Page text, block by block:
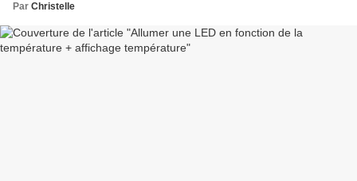
Par Christelle